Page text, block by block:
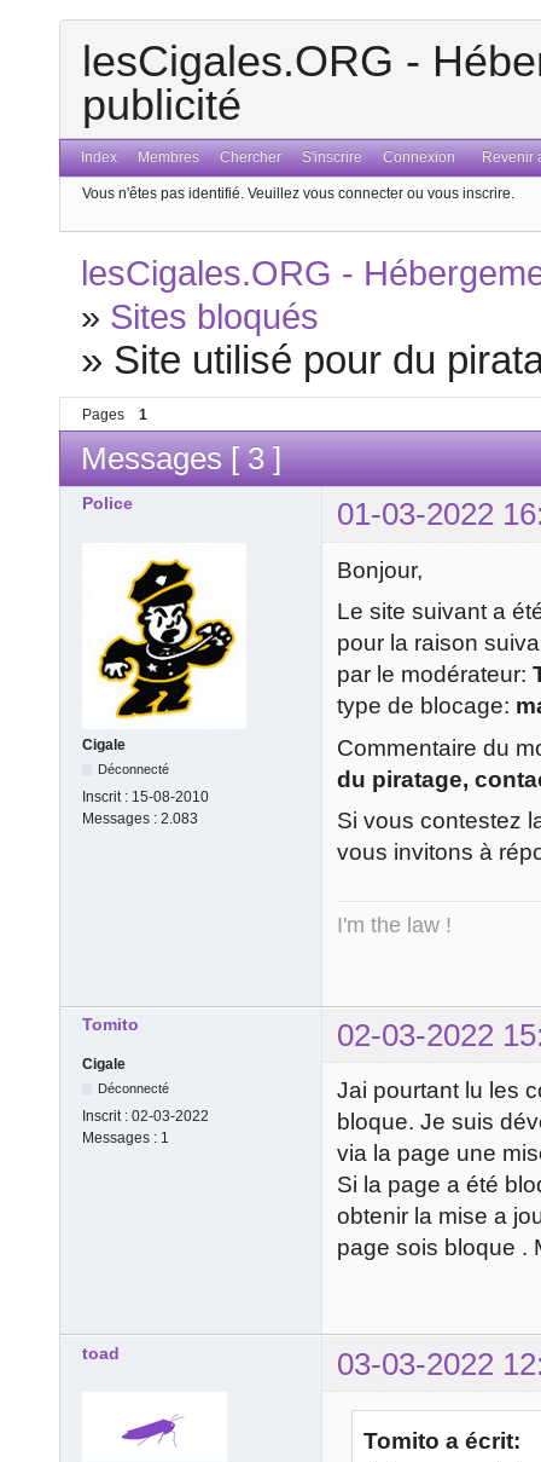
lesCigales.ORG -
publicité
Index Membres Chercher S'inscrire Connexion Revenir
Vous n'êtes pas identifié. Veuillez vous connecter ou vous inscrire.
lesCigales.ORG -
» Sites bloqués
» Site utilisé pour du
Pages 1
Messages [ 3 ]
Police 01-03-2022
Cigale
Déconnecté
Inscrit : 15-08-2010
Messages : 2.083
Bonjour,
Le site suivant a
pour la raison
par le modérateur:
type de blocage:
Commentaire du
du piratage,
Si vous contestez
vous invitons à
I'm the law !
Tomito 02-03-2022
Cigale
Déconnecté
Inscrit : 02-03-2022
Messages : 1
Jai pourtant lu les
bloque. Je suis
via la page une
Si la page a été
obtenir la mise a
page sois bloque .
toad 03-03-2022
Tomito a écrit: